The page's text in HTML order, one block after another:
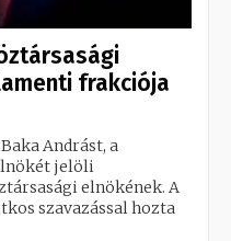
frakciója
Andrást, a
jelöli
elnökének. A
szavazással hozta